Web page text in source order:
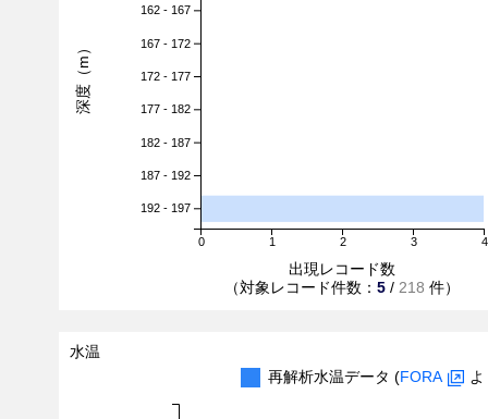
0 1 2 3 4
162 - 167
167 - 172
172 - 177
177 - 182
182 - 187
187 - 192
192 - 197
出現レコード数
（対象レコード件数： 5 / 218 件）
深度（m）
水温
再解析水温データ (FORA